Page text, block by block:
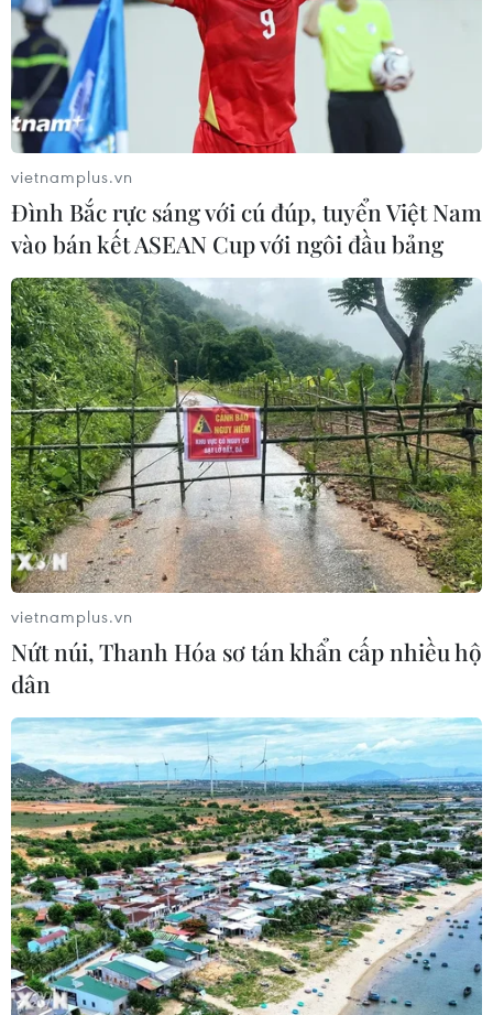
Naver và NVIDIA tăng tốc xây dựng
“Nhà máy AI,” hướng tới doanh thu
từ năm 2027
07/08/2026 13:01
Sân chơi học đường giúp học sinh
rèn kỹ năng sống qua từng bước
nhảy
07/08/2026 11:38
vietnamplus.vn
Đình Bắc rực sáng với cú đúp, tuyển Việt Nam
vào bán kết ASEAN Cup với ngôi đầu bảng
vietnamplus.vn
Nứt núi, Thanh Hóa sơ tán khẩn cấp nhiều hộ
dân